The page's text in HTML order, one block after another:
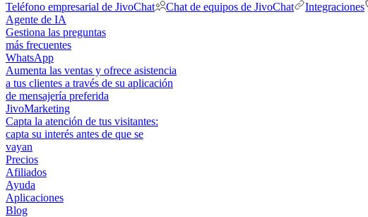
Teléfono empresarial de JivoChat
Chat de equipos de JivoChat Integraciones
Agente de IA
Gestiona las preguntas
más frecuentes
WhatsApp
Aumenta las ventas y ofrece asistencia
a tus clientes a través de su aplicación
de mensajería preferida
JivoMarketing
Capta la atención de tus visitantes:
capta su interés antes de que se
vayan
Precios
Afiliados
Ayuda
Aplicaciones
Blog